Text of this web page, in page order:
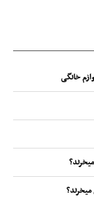
خانگی
میخرند؟